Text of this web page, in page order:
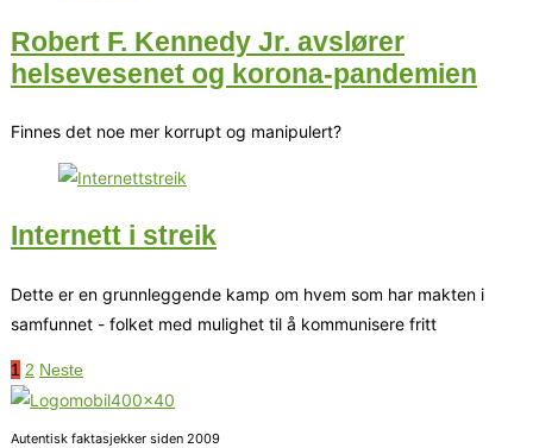
Robert F. Kennedy Jr. avslører
helsevesenet og korona-pandemien
Finnes det noe mer korrupt og manipulert?
Internett i streik
Dette er en grunnleggende kamp om hvem som har makten i
samfunnet - folket med mulighet til å kommunisere fritt
1 2 Neste
Autentisk faktasjekker siden 2009